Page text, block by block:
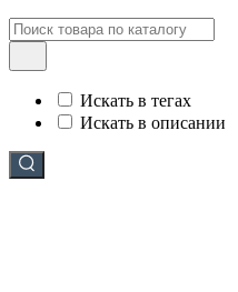
Искать в тегах
Искать в описании